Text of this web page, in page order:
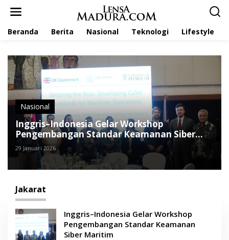
Beranda Berita Nasional Teknologi Lifestyle
Nasional
Inggris–Indonesia Gelar Workshop
Pengembangan Standar Keamanan Siber
Maritim
29 Januari 2026
Jakarat
Inggris–Indonesia Gelar Workshop
Pengembangan Standar Keamanan
Siber Maritim